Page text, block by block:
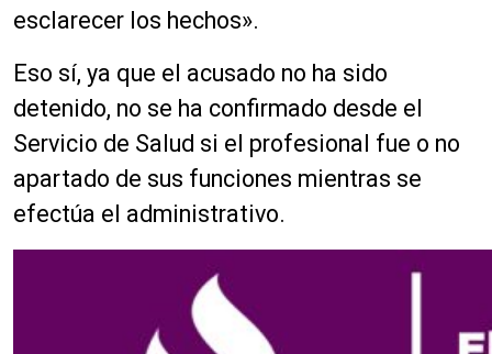
esclarecer los hechos».
Eso sí, ya que el acusado no ha sido
detenido, no se ha confirmado desde el
Servicio de Salud si el profesional fue o no
apartado de sus funciones mientras se
efectúa el administrativo.